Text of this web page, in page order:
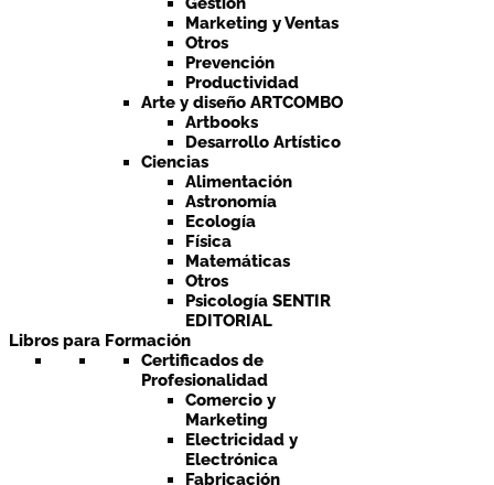
Marketing y Ventas
Otros
Prevención
Productividad
Arte y diseño ARTCOMBO
Artbooks
Desarrollo Artístico
Ciencias
Alimentación
Astronomía
Ecología
Física
Matemáticas
Otros
Psicología SENTIR
EDITORIAL
Libros para Formación
Certificados de
Profesionalidad
Comercio y
Marketing
Electricidad y
Electrónica
Fabricación